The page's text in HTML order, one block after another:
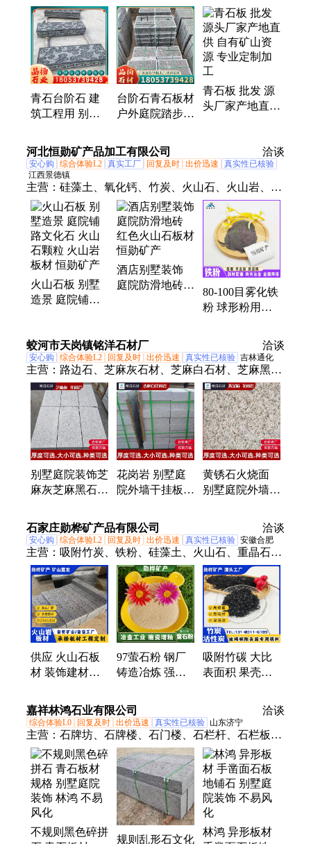
面青石、脚踏石、墨青石、踏步石、地铺石、大理
石、丝青石、青石机、石材板、青石石、青石道、铺
路石、大青石、路边石、青石斧、石牌坊、荔枝板、
仿古面、亚光面、花岗岩
青石台阶石 建
筑工程用 别墅
广场地铺石板材
台阶石青石板材
户外庭院踏步石
可定制花园防滑
地砖
青石板 批发 源
头厂家产地直供
河北恒勋矿产品加工有限公司
洽谈
安心购 综合体验L2 真实工厂 回复及时 出价迅速
真实性已核验
江西景德镇
主营： 硅藻土、氧化钙、竹炭、火山石、火山岩、火
山石板、萤石、石英砂、火山石粉、重晶石粉、蛭
石、活性炭、铁粉、松树皮、灌浆料、云母、陶粒、
膨润土、硫自养、硫酸钡、果木炭粉
火山石板 别墅
造景 庭院铺路
材 恒勋矿产
酒店别墅装饰
庭院防滑地砖
80-100目雾化铁
粉 球形粉用于
度高 松装比3.0-
3.5 恒勋
蛟河市天岗镇铭洋石材厂 洽谈
安心购 综合体验L2 回复及时 出价迅速 真实性已核验 吉林通化
主营： 路边石、芝麻灰石材、芝麻白石材、芝麻黑石
材、吉林白石材、黄金麻石材、蘑菇石、石岛红石
材、芝麻白道牙石、芝麻白圆角侧石、贵妃红楼梯
石、路平石、路沿石、火烧面路平石、道牙石、荔枝
面圆角侧石、芝麻灰圆角侧石、树穴石、光面芝麻黑
石板、光面路侧石、TF型立沿石、花岗岩、花岗岩火
烧板、火烧板
别墅庭院装饰芝
麻灰芝麻黑石板
程板石材 按需
定制
花岗岩 别墅庭
院外墙干挂板
工 铭洋 斧剁面
石板材
黄锈石火烧面
别墅庭院外墙干
切面石板材 铭
洋
石家庄勋桦矿产品有限公司 洽谈
安心购 综合体验L2 回复及时 出价迅速 真实性已核验 安徽合肥
主营： 吸附竹炭、铁粉、硅藻土、火山石、重晶石
粉、火山石板、萤石、石英砂、火山石粉、氧化镁、
松树皮、木粉、玻璃块、氧化钙、高强无收缩灌浆
料、陶粒、云母
供应 火山石板
材 装饰建材石
铺路挂墙 勋桦
矿产
97萤石粉 钢厂
铸造冶炼 强助
勋桦矿产
吸附竹碳 大比
表面积 果壳活
废气处理 天然
竹炭原料
嘉祥林鸿石业有限公司 洽谈
综合体验L0 回复及时 出价迅速 真实性已核验 山东济宁
主营： 石牌坊、石牌楼、石门楼、石栏杆、石栏板、
青石板
不规则黑色碎拼
规则乱形石文化
林鸿 异形板材